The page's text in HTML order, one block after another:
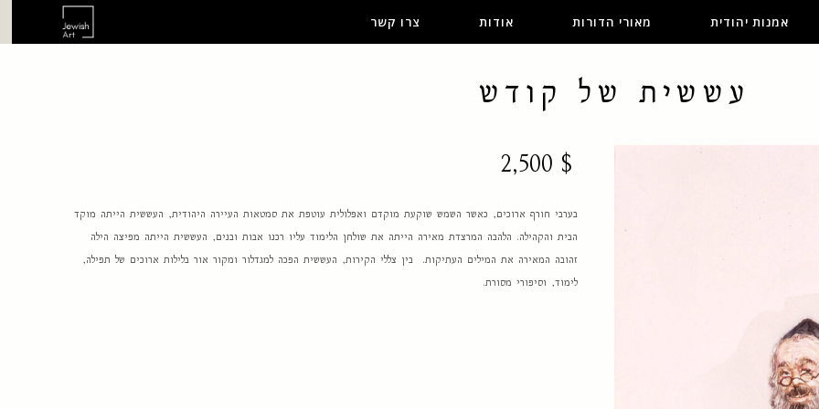
אמנות יהודית מאורי הדורות אודות צרו קשר
עששית של קודש
2,500 $
בערבי חורף ארוכים, כאשר השמש שוקעת מוקדם ואפלולית עוטפת את סמטאות העיירה היהודית, העששית הייתה מוקד
הבית והקהילה. הלהבה המרצדת מאירה הייתה את שולחן הלימוד עליו רכנו אבות ובנים, העששית הייתה מפיצה הילה
זהובה המאירה את המילים העתיקות. בין צללי הקירות, העששית הפכה למגדלור ומקור אור בלילות ארוכים של תפילה,
לימוד, וסיפורי מסורת.